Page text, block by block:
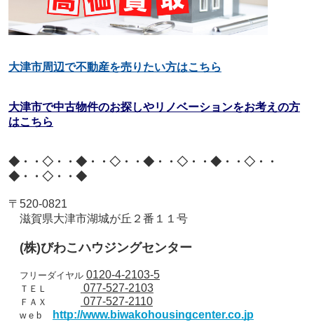
大津市周辺で不動産を売りたい方はこちら
大津市で中古物件のお探しやリノベーションをお考えの方
はこちら
◆・・◇・・◆・・◇・・◆・・◇・・◆・・◇・・
◆・・◇・・◆
〒 520-0821
滋賀県大津市湖城が丘２番１１号
(株)びわこハウジングセンター
フリーダイヤル 0120-4-2103-5
ＴＥＬ 077-527-2103
ＦＡＸ 077-527-2110
w e b http://www.biwakohousingcenter.co.jp